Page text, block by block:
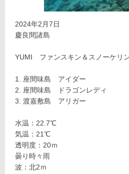
2024年2月7日
慶良間諸島
YUMI ファンスキン＆スノーケリ
座間味島 アイダー
座間味島 ドラゴンレディ
渡嘉敷島 アリガー
水温：22.7℃
気温：21℃
透明度：20ｍ
曇り時々雨
波：北2ｍ